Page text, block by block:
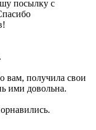
посылку с
вам, получила свои
ими довольна.